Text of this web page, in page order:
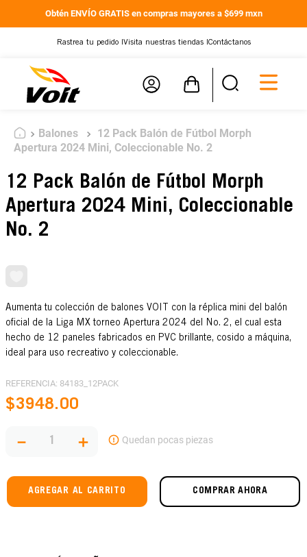
Obtén ENVÍO GRATIS en compras mayores a $699 mxn
Rastrea tu pedido | Visita nuestras tiendas | Contáctanos
Balones
12 Pack Balón de Fútbol Morph
Apertura 2024 Mini, Coleccionable No. 2
12 Pack Balón de Fútbol Morph
Apertura 2024 Mini, Coleccionable
No. 2
Aumenta tu colección de balones VOIT con la réplica mini del balón
oficial de la Liga MX torneo Apertura 2024 del No. 2, el cual esta
hecho de 12 paneles fabricados en PVC brillante, cosido a máquina,
ideal para uso recreativo y coleccionable.
REFERENCIA: 84183_12PACK
$3948.00
＋
－
AGREGAR AL CARRITO COMPRAR AHORA